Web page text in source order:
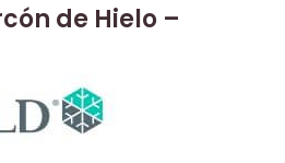
de Hielo –